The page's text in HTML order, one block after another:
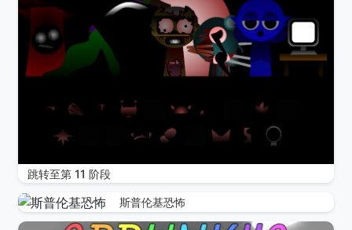
跳转至第 11 阶段
斯普伦基恐怖